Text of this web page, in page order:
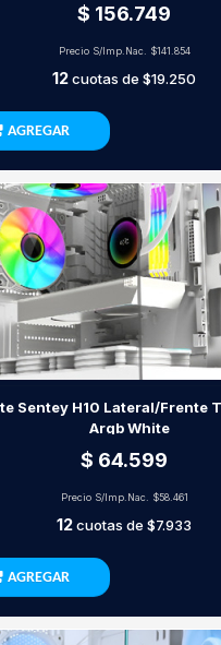
$ 156.749
Precio S/Imp.Nac. $141.854
12cuotas de $19.250
AGREGAR
Sentey H10 Lateral/Frente
Argb White
$ 64.599
Precio S/Imp.Nac. $58.461
12cuotas de $7.933
AGREGAR